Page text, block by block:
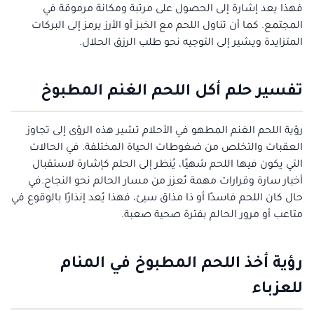
فهذا يعد إشارة إلى الحصول على مرتبة ومكانة مرموقة في
المجتمع. كما أن تناول اللحم مع الخبز أو الأرز يرمز إلى البركات
المتزايدة ويشير إلى التوجيه نحو طلب الرزق الحلال.
تفسير حلم أكل اللحم الغنم المطبوخ
رؤية اللحم الغنم المطهو في الأحلام تشير هذه الرؤى إلى تجاوز
العقبات والتخلص من ضغوطات الحياة المختلفة. في الحالات
التي يكون فيها اللحم شهيًا، يُنظر إلى الحلم كإشارة لاستقبال
أخبار سارة وقرارات مهمة تُعزز من مسار الحالم نحو النجاح.في
حال كان اللحم فاسدًا أو ذا مذاق سيئ، فهذا يُعد إنذارًا بالوقوع في
متاعب أو مرور الحالم بفترة صحية صعبة.
رؤية أخذ اللحم المطبوخ في المنام
للعزباء